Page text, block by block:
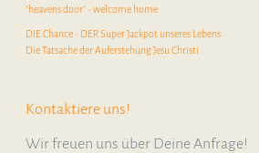
Kontaktiere uns!
Wir freuen uns über Deine Anfrage!
"heavens door" - welcome home
DIE Chance - DER Super Jackpot unseres Lebens
Die Tatsache der Auferstehung Jesu Christi